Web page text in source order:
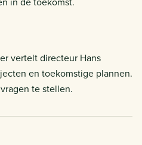
vertelt directeur Hans
en toekomstige plannen.
te stellen.